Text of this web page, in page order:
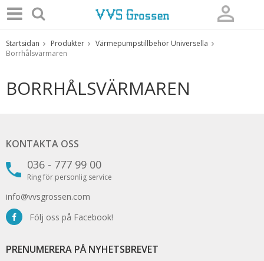
Produkten har blivit tillagd i varukorgen
Startsidan Produkter
Värmepumpstillbehör Universella
Borrhålsvärmaren
BORRHÅLSVÄRMAREN
KONTAKTA OSS
036 - 777 99 00
Ring för personlig service
info@vvsgrossen.com
Följ oss på Facebook!
PRENUMERERA PÅ NYHETSBREVET